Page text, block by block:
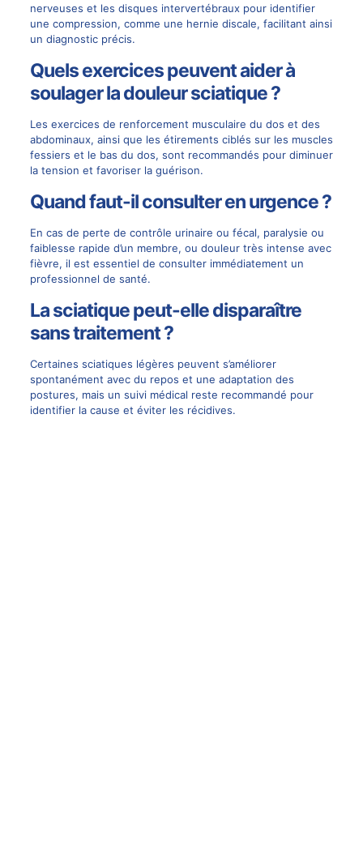
nerveuses et les disques intervertébraux pour identifier
une compression, comme une hernie discale, facilitant ainsi
un diagnostic précis.
Quels exercices peuvent aider à
soulager la douleur sciatique ?
Les exercices de renforcement musculaire du dos et des
abdominaux, ainsi que les étirements ciblés sur les muscles
fessiers et le bas du dos, sont recommandés pour diminuer
la tension et favoriser la guérison.
Quand faut-il consulter en urgence ?
En cas de perte de contrôle urinaire ou fécal, paralysie ou
faiblesse rapide d’un membre, ou douleur très intense avec
fièvre, il est essentiel de consulter immédiatement un
professionnel de santé.
La sciatique peut-elle disparaître
sans traitement ?
Certaines sciatiques légères peuvent s’améliorer
spontanément avec du repos et une adaptation des
postures, mais un suivi médical reste recommandé pour
identifier la cause et éviter les récidives.